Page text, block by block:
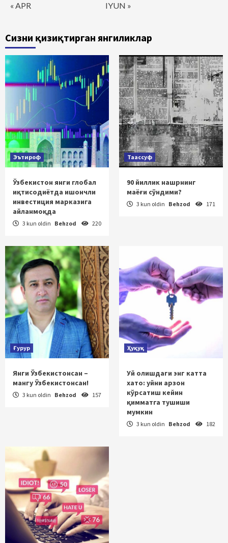
« APR IYUN »
Сизни қизиқтирган янгиликлар
Эътироф
Ўзбекистон янги глобал
иқтисодиётда ишончли
инвестиция марказига
айланмоқда
3 kun oldin Behzod 220
Таассуф
90 йиллик нашрнинг
маёғи сўндими?
3 kun oldin Behzod 171
Ғурур
Янги Ўзбекистонсан –
мангу Ўзбекистонсан!
3 kun oldin Behzod 157
Ҳуқуқ
Уй олишдаги энг катта
хато: уйни арзон
кўрсатиш кейин
қимматга тушиши
мумкин
3 kun oldin Behzod 182